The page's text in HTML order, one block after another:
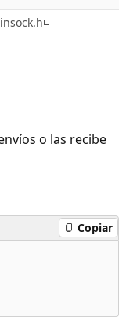
o las recibe
Copiar